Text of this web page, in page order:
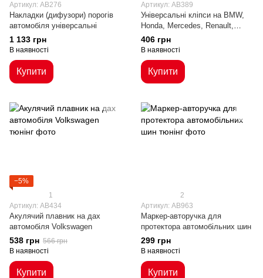
Артикул: AB276
Накладки (дифузори) порогів
автомобіля універсальні
1 133 грн
В наявності
Купити
Артикул: AB389
Універсальні кліпси на BMW,
Honda, Mercedes, Renault,
Peugeot, Kia, Toyota, VW
406 грн
В наявності
Купити
−5%
1
Артикул: AB434
Акулячий плавник на дах
автомобіля Volkswagen
538 грн 566 грн
В наявності
Купити
2
Артикул: AB963
Маркер-авторучка для
протектора автомобільних шин
299 грн
В наявності
Купити